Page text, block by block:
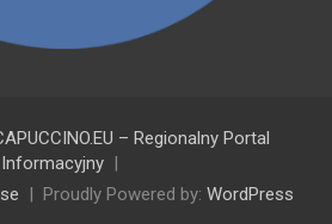
– Regionalny Portal
Informacyjny
Proudly Powered by: WordPress